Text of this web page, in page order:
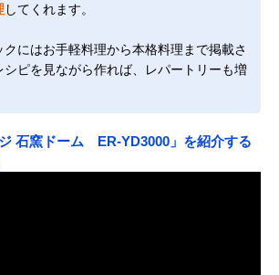
してくれます。
にはお手軽料理から本格料理まで掲載さ
シピを見ながら作れば、レパートリーも増
石窯ドーム ER-YD3000」を紹介する